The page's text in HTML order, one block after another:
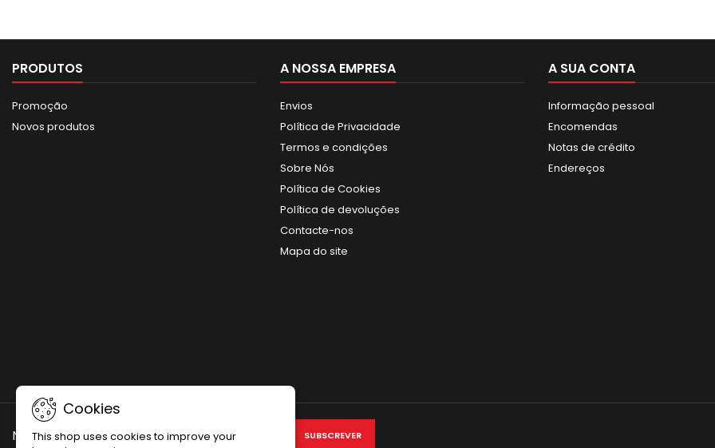
PRODUTOS
Promoção
Novos produtos
A NOSSA EMPRESA
Envios
Política de Privacidade
Termos e condições
Sobre Nós
Política de Cookies
Política de devoluções
Contacte-nos
Mapa do site
A SUA CONTA
Informação pessoal
Encomendas
Notas de crédito
Endereços
Cookies
This shop uses cookies to improve your
NEWSLETTER